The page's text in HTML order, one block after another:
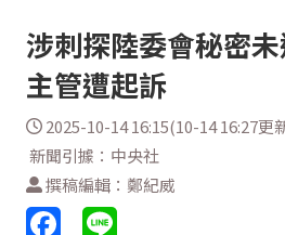
涉刺探陸委會秘密
主管遭起訴
2025-10-14 16:15(10-14 16:27更
新聞引據：中央社
撰稿編輯：鄭紀威